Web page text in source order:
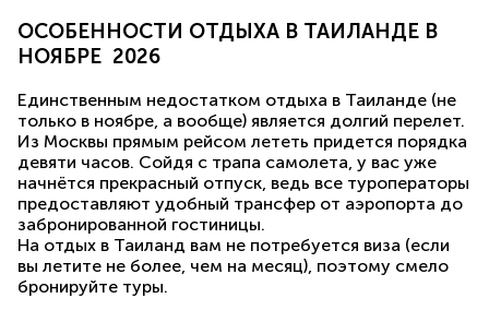
ОСОБЕННОСТИ ОТДЫХА В ТАИЛАНДЕ В
НОЯБРЕ 2026
Единственным недостатком отдыха в Таиланде (не
только в ноябре, а вообще) является долгий перелет.
Из Москвы прямым рейсом лететь придется порядка
девяти часов. Сойдя с трапа самолета, у вас уже
начнётся прекрасный отпуск, ведь все туроператоры
предоставляют удобный трансфер от аэропорта до
забронированной гостиницы.
На отдых в Таиланд вам не потребуется виза (если
вы летите не более, чем на месяц), поэтому смело
бронируйте туры.